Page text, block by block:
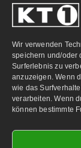
Wir verwenden
speichern und/oder
Surferlebnis zu
anzuzeigen. Wenn
wie das
verarbeiten. Wenn
können bestimmte
PARTNERLINKS: